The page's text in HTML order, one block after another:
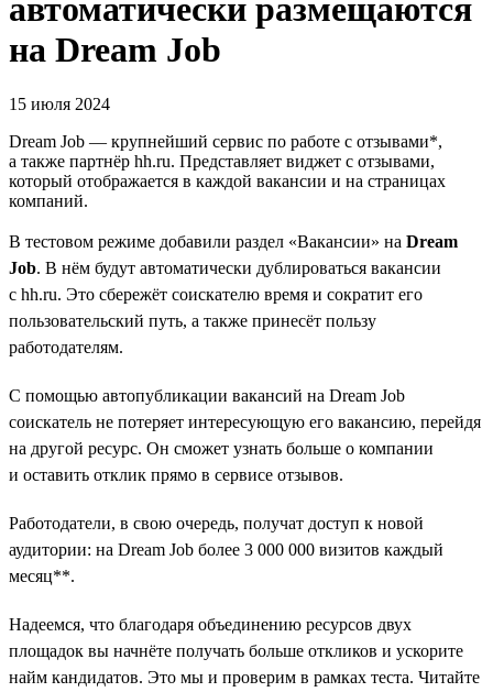
автоматически размещаются
на Dream Job
15 июля 2024
Dream Job — крупнейший сервис по работе с отзывами*,
а также партнёр hh.ru. Представляет виджет с отзывами,
который отображается в каждой вакансии и на страницах
компаний.
В тестовом режиме добавили раздел «Вакансии» на Dream
Job. В нём будут автоматически дублироваться вакансии
с hh.ru. Это сбережёт соискателю время и сократит его
пользовательский путь, а также принесёт пользу
работодателям.
С помощью автопубликации вакансий на Dream Job
соискатель не потеряет интересующую его вакансию, перейдя
на другой ресурс. Он сможет узнать больше о компании
и оставить отклик прямо в сервисе отзывов.
Работодатели, в свою очередь, получат доступ к новой
аудитории: на Dream Job более 3 000 000 визитов каждый
месяц**.
Надеемся, что благодаря объединению ресурсов двух
площадок вы начнёте получать больше откликов и ускорите
найм кандидатов. Это мы и проверим в рамках теста. Читайте